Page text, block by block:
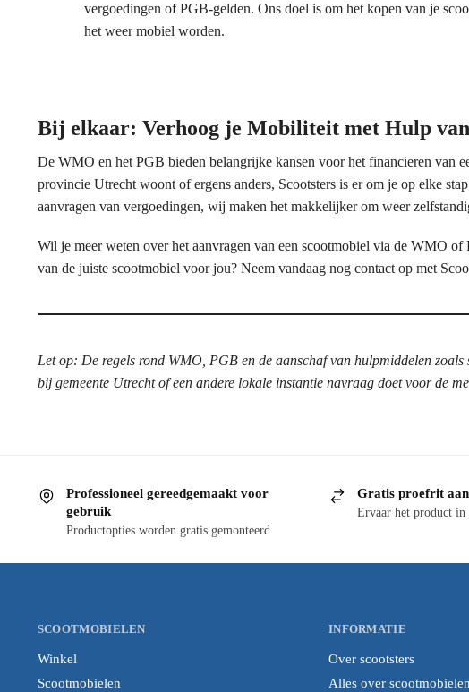
vergoedingen of PGB-gelden. Ons doel is om het kopen van je
het weer mobiel worden.
Bij elkaar: Verhoog je Mobiliteit met Hulp van
De WMO en het PGB bieden belangrijke kansen voor het financieren van
provincie Utrecht woont of ergens anders, Scootsters is er om je op elke
aanvragen van vergoedingen, wij maken het makkelijker om weer
Wil je meer weten over het aanvragen van een scootmobiel via de WMO
van de juiste scootmobiel voor jou? Neem vandaag nog contact op met
Let op: De regels rond WMO, PGB en de aanschaf van hulpmiddelen
bij gemeente Utrecht of een andere lokale instantie navraag doet voor de
Professioneel gereedgemaakt voor
gebruik
Productopties worden gratis gemonteerd
Gratis proefrit
Ervaar het product
SCOOTMOBIELEN
Winkel
Scootmobielen
INFORMATIE
Over scootsters
Alles over scootmobielen